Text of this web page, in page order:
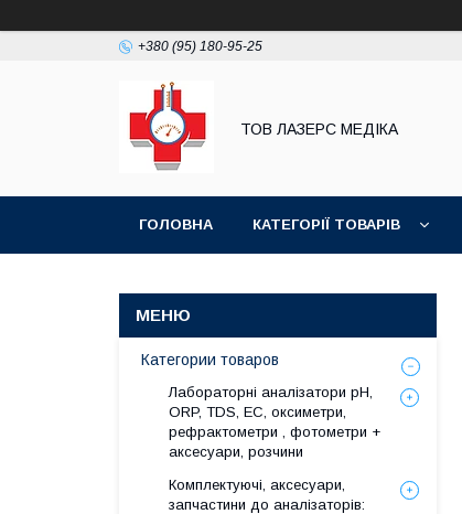
+380 (95) 180-95-25
ТОВ ЛАЗЕРС МЕДІКА
ГОЛОВНА КАТЕГОРІЇ ТОВАРІВ
Категории товаров
Лабораторні аналізатори pH,
ORP, TDS, EC, оксиметри,
рефрактометри , фотометри +
аксесуари, розчини
Комплектуючі, аксесуари,
запчастини до аналізаторів: